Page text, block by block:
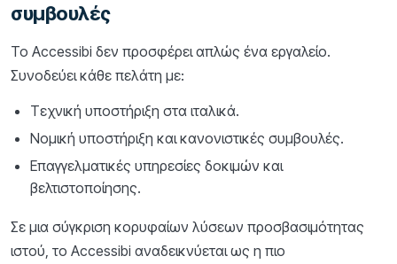
συμβουλές
Το Accessibi δεν προσφέρει απλώς ένα εργαλείο.
Συνοδεύει κάθε πελάτη με:
Τεχνική υποστήριξη στα ιταλικά.
Νομική υποστήριξη και κανονιστικές συμβουλές.
Επαγγελματικές υπηρεσίες δοκιμών και
βελτιστοποίησης.
Σε μια σύγκριση κορυφαίων λύσεων προσβασιμότητας
ιστού, το Accessibi αναδεικνύεται ως η πιο